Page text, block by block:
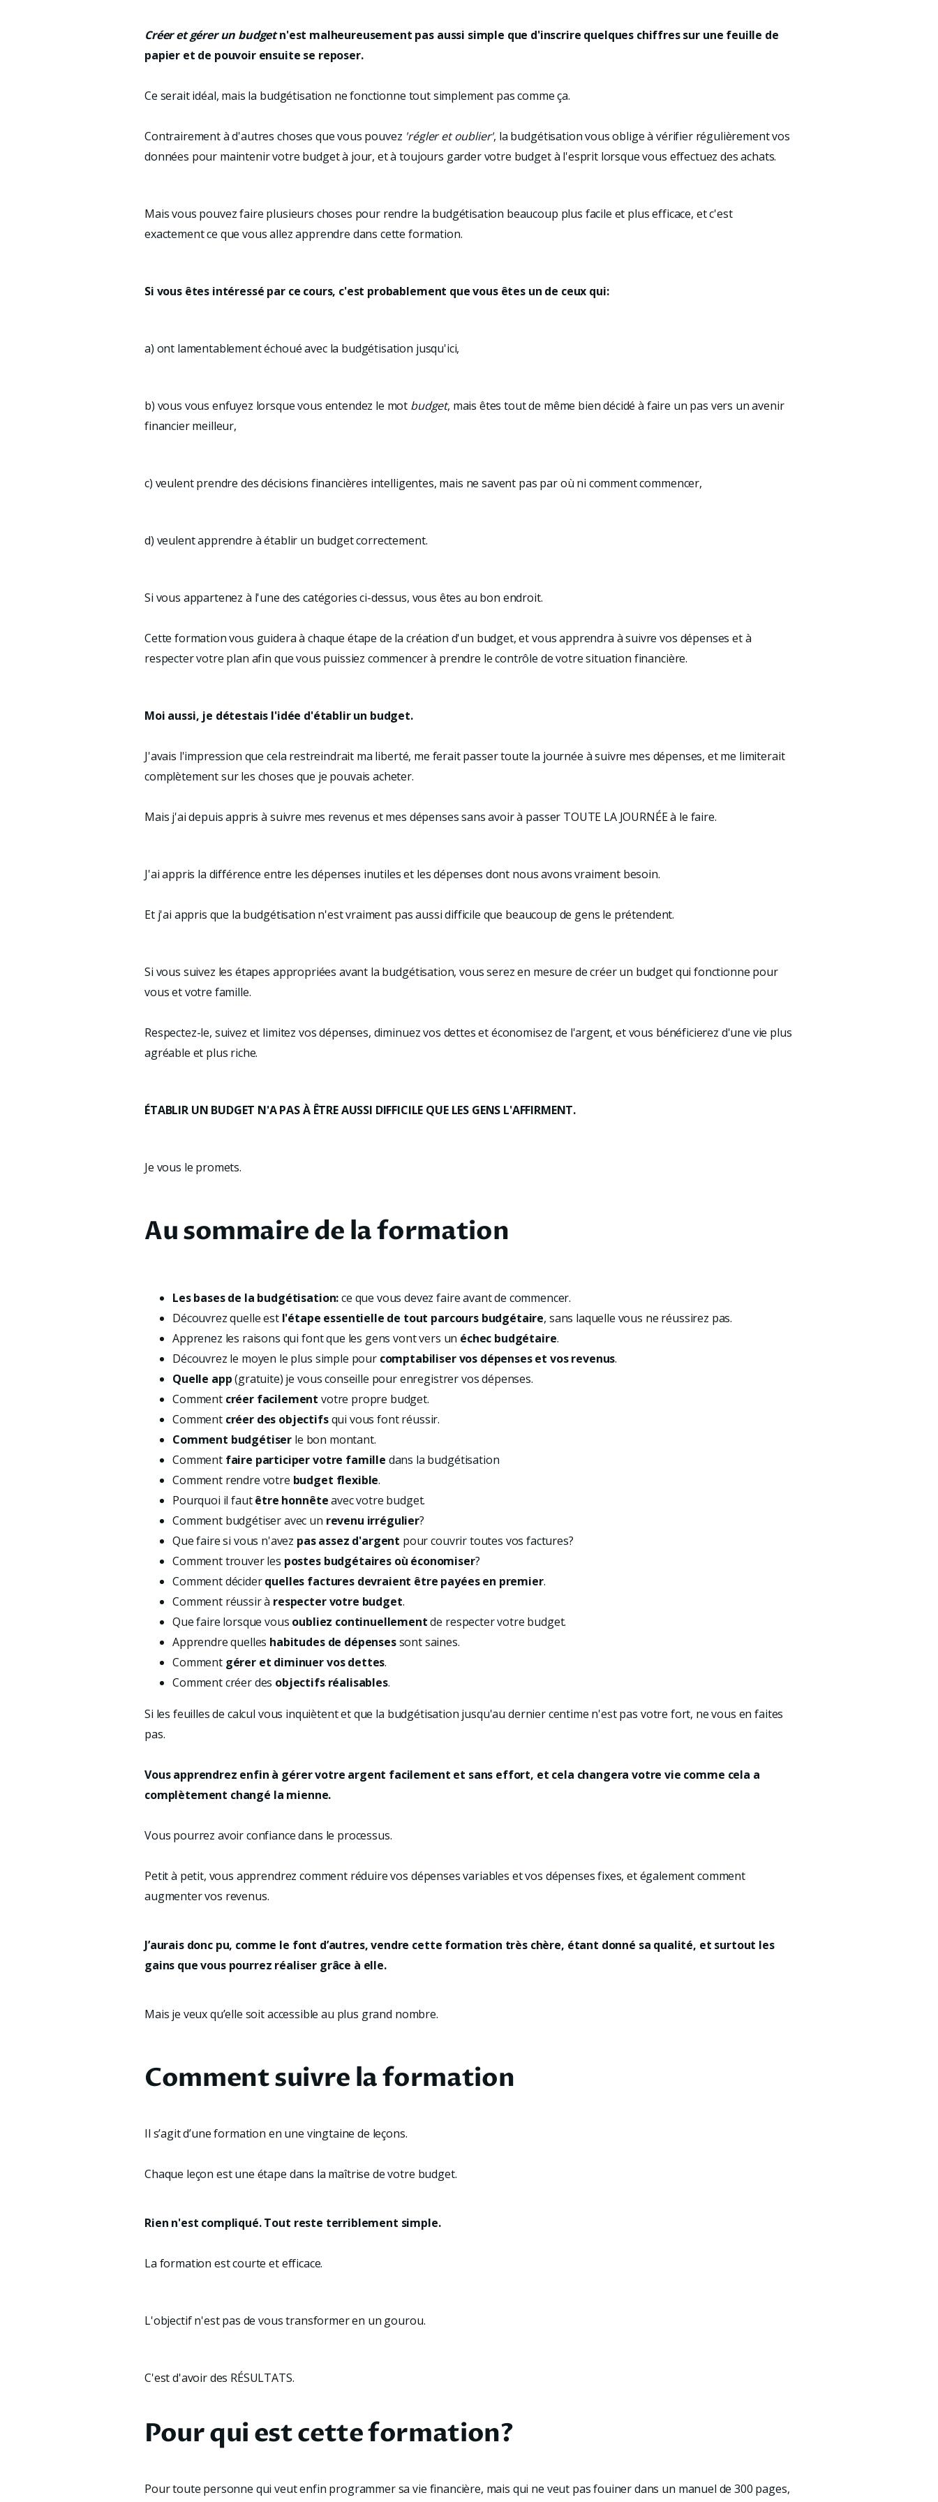
Créer et gérer un budgetn'est malheureusement pas aussi simple que d'inscrire quelques chiffres sur une feuille de
papier et de pouvoir ensuite se reposer.
Ce serait idéal, mais la budgétisation ne fonctionne tout simplement pas comme ça.
Contrairement à d'autres choses que vous pouvez 'régler et oublier', la budgétisation vous oblige à vérifier régulièrement vos
données pour maintenir votre budget à jour, et à toujours garder votre budget à l'esprit lorsque vous effectuez des achats.
Mais vous pouvez faire plusieurs choses pour rendre la budgétisation beaucoup plus facile et plus efficace, et c'est
exactement ce que vous allez apprendre dans cette formation.
Si vous êtes intéressé par ce cours, c'est probablement que vous êtes un de ceux qui:
a) ont lamentablement échoué avec la budgétisation jusqu'ici,
b) vous vous enfuyez lorsque vous entendez le mot budget, mais êtes tout de même bien décidé à faire un pas vers un avenir
financier meilleur,
c) veulent prendre des décisions financières intelligentes, mais ne savent pas par où ni comment commencer,
d) veulent apprendre à établir un budget correctement.
Si vous appartenez à l'une des catégories ci-dessus, vous êtes au bon endroit.
Cette formation vous guidera à chaque étape de la création d'un budget, et vous apprendra à suivre vos dépenses et à
respecter votre plan afin que vous puissiez commencer à prendre le contrôle de votre situation financière.
Moi aussi, je détestais l'idée d'établir un budget.
J'avais l'impression que cela restreindrait ma liberté, me ferait passer toute la journée à suivre mes dépenses, et me limiterait
complètement sur les choses que je pouvais acheter.
Mais j'ai depuis appris à suivre mes revenus et mes dépenses sans avoir à passer TOUTE LA JOURNÉE à le faire.
J'ai appris la différence entre les dépenses inutiles et les dépenses dont nous avons vraiment besoin.
Et j'ai appris que la budgétisation n'est vraiment pas aussi difficile que beaucoup de gens le prétendent.
Si vous suivez les étapes appropriées avant la budgétisation, vous serez en mesure de créer un budget qui fonctionne pour
vous et votre famille.
Respectez-le, suivez et limitez vos dépenses, diminuez vos dettes et économisez de l'argent, et vous bénéficierez d'une vie plus
agréable et plus riche.
ÉTABLIR UN BUDGET N'A PAS À ÊTRE AUSSI DIFFICILE QUE LES GENS L'AFFIRMENT.
Je vous le promets.
Au sommaire de la formation
Les bases de la budgétisation:ce que vous devez faire avant de commencer.
Découvrez quelle estl'étape essentielle de tout parcours budgétaire, sans laquelle vous ne réussirez pas.
Apprenez les raisons qui font que les gens vont vers un échec budgétaire.
Découvrez le moyen le plus simple pour comptabiliser vos dépenses et vos revenus.
Quelle app(gratuite) je vous conseille pour enregistrer vos dépenses.
Comment créer facilement votre propre budget.
Comment créer des objectifsqui vous font réussir.
Comment budgétiser le bon montant.
Comment faire participer votre famille dans la budgétisation
Comment rendre votre budget flexible.
Pourquoi il fautêtre honnêteavec votre budget.
Comment budgétiser avec un revenu irrégulier?
Que faire si vous n'avez pas assez d'argent pour couvrir toutes vos factures?
Comment trouver les postes budgétaires où économiser?
Comment déciderquelles factures devraient être payées en premier.
Comment réussir à respecter votre budget.
Que faire lorsque vous oubliez continuellementde respecter votre budget.
Apprendre quelles habitudes de dépensessont saines.
Comment gérer et diminuer vos dettes.
Comment créer des objectifs réalisables.
Si les feuilles de calcul vous inquiètent et que la budgétisation jusqu'au dernier centime n'est pas votre fort, ne vous en faites
pas.
Vous apprendrez enfin à gérer votre argent facilement et sans effort, et cela changera votre vie comme cela a
complètement changé la mienne.
Vous pourrez avoir confiance dans le processus.
Petit à petit, vous apprendrez comment réduire vos dépenses variables et vos dépenses fixes, et également comment
augmenter vos revenus.
J’aurais donc pu, comme le font d’autres, vendre cette formation très chère, étant donné sa qualité, et surtout les
gains que vous pourrez réaliser grâce à elle.
Mais je veux qu’elle soit accessible au plus grand nombre.
Comment suivre la formation
Il s’agit d’une formation en une vingtaine de leçons.
Chaque leçon est une étape dans la maîtrise de votre budget.
Rien n'est compliqué. Tout reste terriblement simple.
La formation est courte et efficace.
L'objectif n'est pas de vous transformer en un gourou.
C'est d'avoir des RÉSULTATS.
Pour qui est cette formation?
Pour toute personne qui veut enfin programmer sa vie financière, mais qui ne veut pas fouiner dans un manuel de 300 pages,